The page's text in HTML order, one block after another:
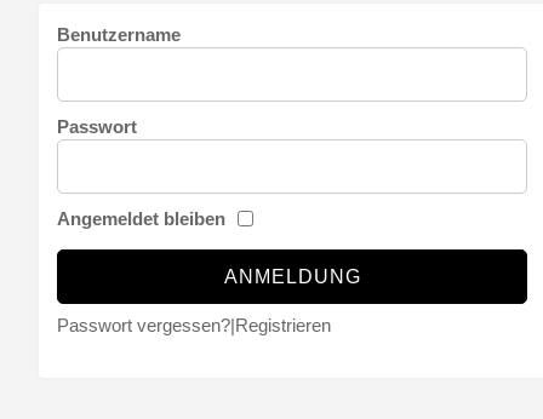
Benutzername
Passwort
Angemeldet bleiben
Passwort vergessen?|Registrieren